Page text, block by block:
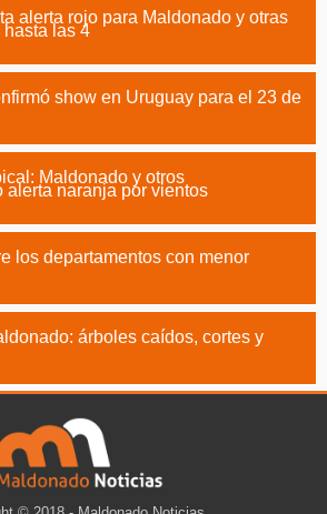
alerta rojo para Maldonado y otras
las 4
show en Uruguay para el 23 de
Maldonado y otros
naranja por vientos
los departamentos con menor
árboles caídos, cortes y